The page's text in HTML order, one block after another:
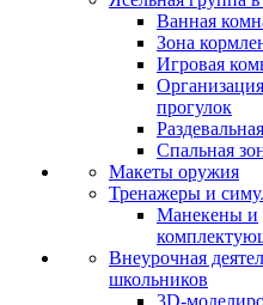
Ванная
Зона
Игровая
Организация
прогулок
Спальная
Макеты оружия
Тренажеры и
Манекены и
Внеурочная
школьников
3D-